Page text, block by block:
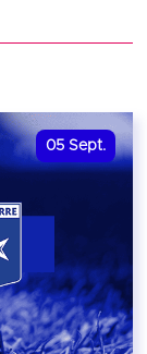
05 Sept.